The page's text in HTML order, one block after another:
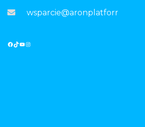
wsparcie@aronplatforma.pl